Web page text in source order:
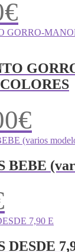
€
€
BEBE
DESDE